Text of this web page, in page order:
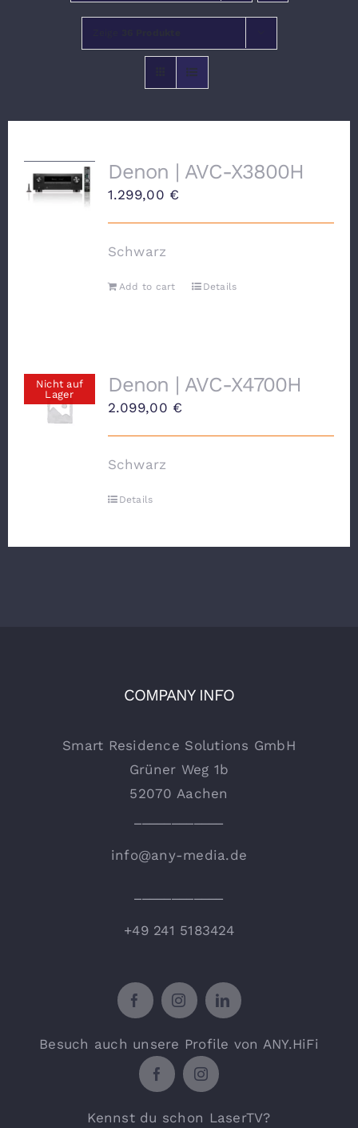
VERANSTALTUNGEN
Denon | AVC-X3800H
1.299,00 €
Schwarz
Add to cart Details
Nicht auf
Lager
Denon | AVC-X4700H
2.099,00 €
Schwarz
Details
COMPANY INFO
Smart Residence Solutions GmbH
Grüner Weg 1b
52070 Aachen
info@any-media.de
+49 241 5183424
Besuch auch unsere Profile von ANY.HiFi
Kennst du schon LaserTV?